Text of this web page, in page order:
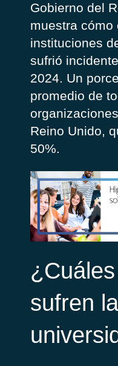
Gobierno del
muestra cómo
instituciones
sufrió
2024. Un
promedio de
organizaciones
Reino Unido,
50%.
¿Cuáles
sufren